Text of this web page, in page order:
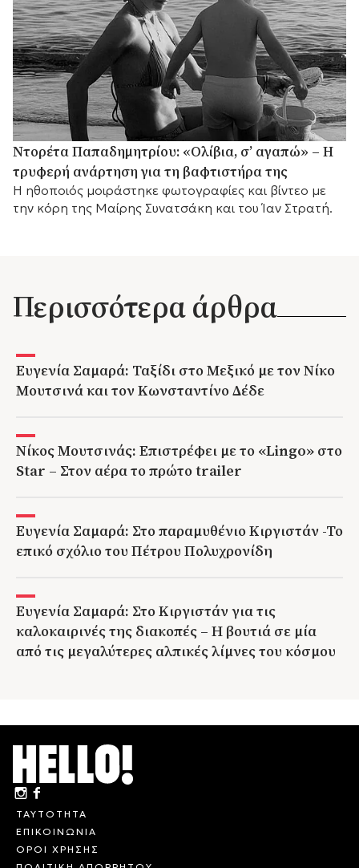
Ντορέτα Παπαδημητρίου: «Ολίβια, σ’ αγαπώ» – Η
τρυφερή ανάρτηση για τη βαφτιστήρα της
Η ηθοποιός μοιράστηκε φωτογραφίες και βίντεο με
την κόρη της Μαίρης Συνατσάκη και του Ίαν Στρατή.
Περισσότερα άρθρα
Ευγενία Σαμαρά: Ταξίδι στο Μεξικό με τον Νίκο
Μουτσινά και τον Κωνσταντίνο Δέδε
Νίκος Μουτσινάς: Επιστρέφει με το «Lingo» στο
Star – Στον αέρα το πρώτο trailer
Ευγενία Σαμαρά: Στο παραμυθένιο Κιργιστάν -Το
επικό σχόλιο του Πέτρου Πολυχρονίδη
Ευγενία Σαμαρά: Στο Κιργιστάν για τις
καλοκαιρινές της διακοπές – Η βουτιά σε μία
από τις μεγαλύτερες αλπικές λίμνες του κόσμου
ΤΑΥΤΟΤΗΤΑ
ΕΠΙΚΟΙΝΩΝΙΑ
ΟΡΟΙ ΧΡΗΣΗΣ